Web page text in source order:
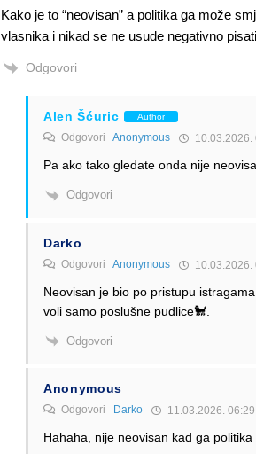
Kako je to “neovisan” a politika ga može
vlasnika i nikad se ne usude negativno
Odgovori
Alen Šćuric Author
Odgovori Anonymous 10.03.2026.
Pa ako tako gledate onda nije
Odgovori
Darko
Odgovori Anonymous 10.03.2026.
Neovisan je bio po pristupu
voli samo poslušne pudlice🐩.
Odgovori
Anonymous
Odgovori Darko 11.03.2026. 06:29
Hahaha, nije neovisan kad ga politika